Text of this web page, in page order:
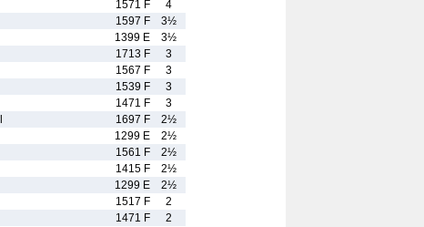
1571 F
4
1597 F
3½
1399 E
3½
1713 F
3
1567 F
3
1539 F
3
1471 F
3
1697 F
2½
1299 E
2½
1561 F
2½
1415 F
2½
1299 E
2½
1517 F
2
1471 F
2